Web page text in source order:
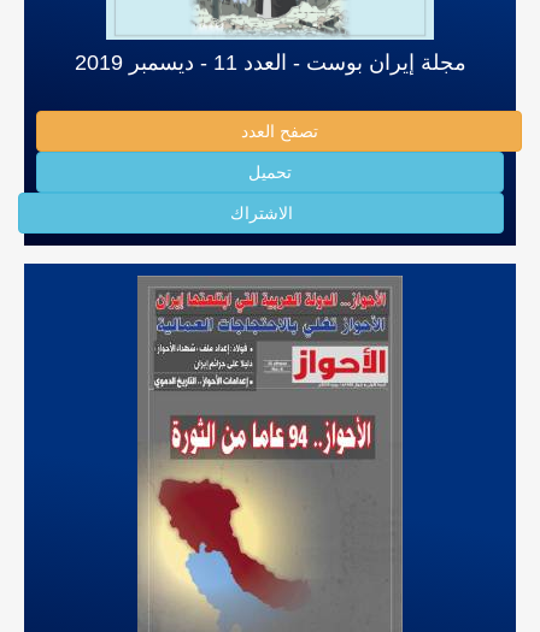
مجلة إيران بوست - العدد 11 - ديسمبر 2019
تصفح العدد
تحميل
الاشتراك